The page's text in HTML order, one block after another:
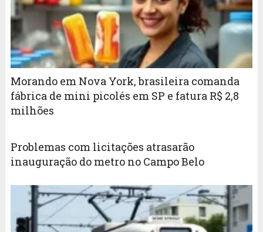
Morando em Nova York, brasileira comanda
fábrica de mini picolés em SP e fatura R$ 2,8
milhões
Problemas com licitações atrasarão
inauguração do metro no Campo Belo